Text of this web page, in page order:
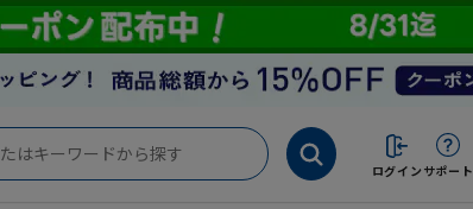
ログイン サポート